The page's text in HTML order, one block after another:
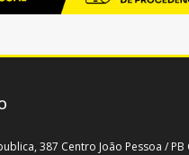
387 Centro João Pessoa / PB